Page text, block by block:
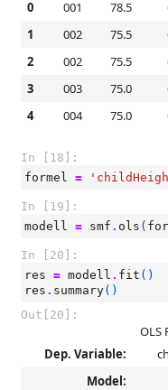
0
001 78.5
1
002 75.5
2
002 75.5
3
003 75.0
4
004 75.0
In [18]:
formel =
In [19]:
modell = smf . ols (
In [20]:
res = modell . fit ()
res . summary()
Out[20]:
OLS
Dep. Variable:
Model: